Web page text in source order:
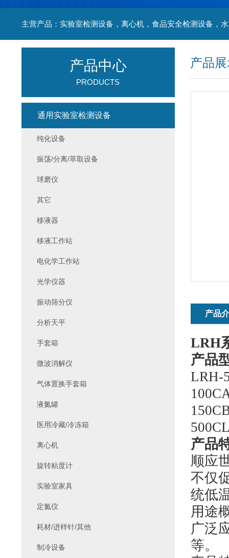
产品
产品
LRH
产品
LRH-
产品
顺应
不仅
统低
用途
广泛
等。
产品中心
PRODUCTS
通用实验室检测设备
纯化设备
振荡/分离/萃取设备
球磨仪
其它
移液器
移液工作站
电化学工作站
光学仪器
振动筛分仪
分析天平
手套箱
微波消解仪
气体置换手套箱
液氮罐
医用冷藏/冷冻箱
离心机
旋转粘度计
实验室家具
定氮仪
耗材/进样针/其他
制冷设备